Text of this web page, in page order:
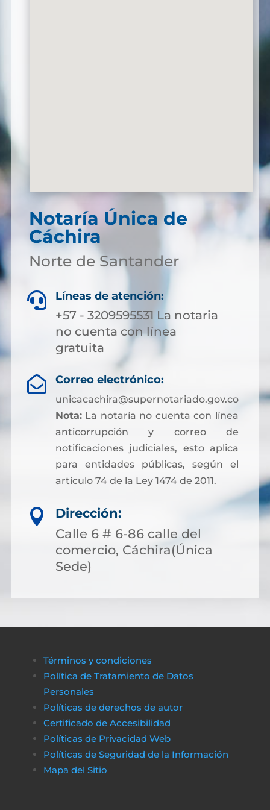
Notaría Única de
Cáchira
Norte de Santander
 Líneas de atención:
+57 - 3209595531 La notaria
no cuenta con línea
gratuita
 Correo electrónico:
unicacachira@supernotariado.gov.co
Nota:La notaría no cuenta con línea
anticorrupción y correo de
notificaciones judiciales, esto aplica
para entidades públicas, según el
artículo 74 de la Ley 1474 de 2011.

Dirección:
Calle 6 # 6-86 calle del
comercio, Cáchira(Única
Sede)
Términos y condiciones
Política de Tratamiento de Datos
Personales
Políticas de derechos de autor
Certificado de Accesibilidad
Políticas de Privacidad Web
Políticas de Seguridad de la Información
Mapa del Sitio